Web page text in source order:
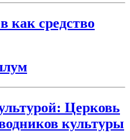
как средство
Церковь
культуры